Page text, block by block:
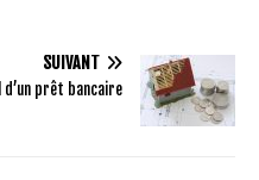
SUIVANT
prêt bancaire